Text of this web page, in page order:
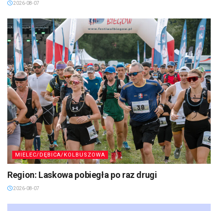
2026-08-07
MIELEC/DĘBICA/KOLBUSZOWA
Region: Laskowa pobiegła po raz drugi
2026-08-07